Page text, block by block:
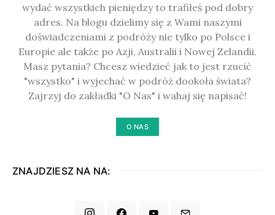
wydać wszystkich pieniędzy to trafiłeś pod dobry
adres. Na blogu dzielimy się z Wami naszymi
doświadczeniami z podróży nie tylko po Polsce i
Europie ale także po Azji, Australii i Nowej Zelandii.
Masz pytania? Chcesz wiedzieć jak to jest rzucić
"wszystko" i wyjechać w podróż dookoła świata?
Zajrzyj do zakładki "O Nas" i wahaj się napisać!
O NAS
ZNAJDZIESZ NA NA: